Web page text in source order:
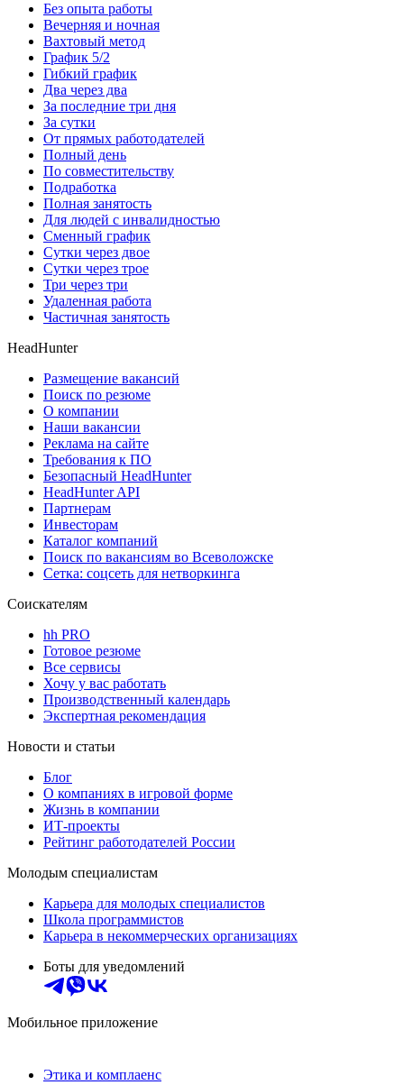
Без опыта работы
Вечерняя и ночная
Вахтовый метод
График 5/2
Гибкий график
Два через два
За последние три дня
За сутки
От прямых работодателей
Полный день
По совместительству
Подработка
Полная занятость
Для людей с инвалидностью
Сменный график
Сутки через двое
Сутки через трое
Три через три
Удаленная работа
Частичная занятость
HeadHunter
Размещение вакансий
Поиск по резюме
О компании
Наши вакансии
Реклама на сайте
Требования к ПО
Безопасный HeadHunter
HeadHunter API
Партнерам
Инвесторам
Каталог компаний
Поиск по вакансиям во Всеволожске
Сетка: соцсеть для нетворкинга
Соискателям
hh PRO
Готовое резюме
Все сервисы
Хочу у вас работать
Производственный календарь
Экспертная рекомендация
Новости и статьи
Блог
О компаниях в игровой форме
Жизнь в компании
ИТ-проекты
Рейтинг работодателей России
Молодым специалистам
Карьера для молодых специалистов
Школа программистов
Карьера в некоммерческих организациях
Боты для уведомлений
Мобильное приложение
Этика и комплаенс